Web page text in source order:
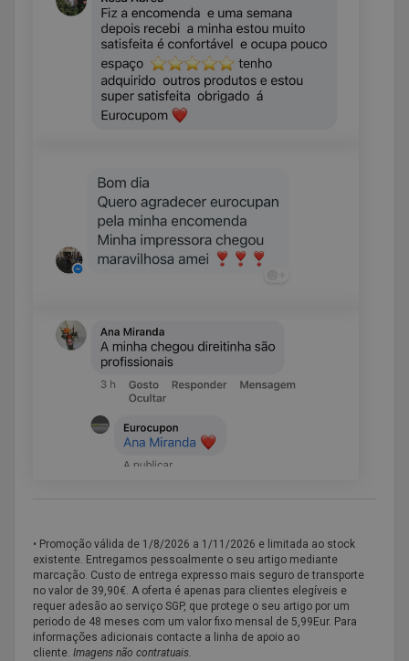
• Promoção válida de 1/8/2026 a 1/11/2026 e limitada ao stock
existente. Entregamos pessoalmente o seu artigo mediante
marcação. Custo de entrega expresso mais seguro de transporte
no valor de 39,90€. A oferta é apenas para clientes elegíveis e
requer adesão ao serviço SGP, que protege o seu artigo por um
periodo de 48 meses com um valor fixo mensal de 5,99Eur. Para
informações adicionais contacte a linha de apoio ao
cliente. Imagens não contratuais.